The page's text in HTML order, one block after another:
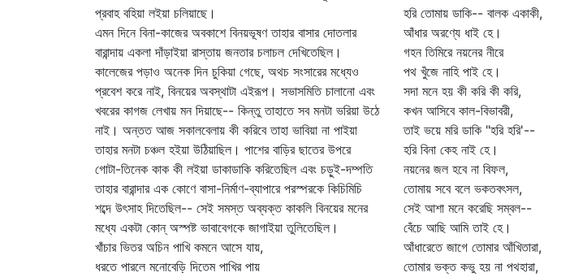
প্রবাহ বহিয়া লইয়া চলিয়াছে।
এমন দিনে বিনা-কাজের অবকাশে বিনয়ভূষণ তাহার বাসার দোতলার
বারান্দায় একলা দাঁড়াইয়া রাস্তায় জনতার চলাচল দেখিতেছিল।
কালেজের পড়াও অনেক দিন চুকিয়া গেছে, অথচ সংসারের মধ্যেও
প্রবেশ করে নাই, বিনয়ের অবস্থাটা এইরূপ। সভাসমিতি চালানো এবং
খবরের কাগজ লেখায় মন দিয়াছে-- কিন্তু তাহাতে সব মনটা ভরিয়া উঠে
নাই। অন্তত আজ সকালবেলায় কী করিবে তাহা ভাবিয়া না পাইয়া
তাহার মনটা চঞ্চল হইয়া উঠিয়াছিল। পাশের বাড়ির ছাতের উপরে
গোটা-তিনেক কাক কী লইয়া ডাকাডাকি করিতেছিল এবং চড়ুই-দম্পতি
তাহার বারান্দার এক কোণে বাসা-নির্মাণ-ব্যাপারে পরস্পরকে কিচিমিচি
শব্দে উৎসাহ দিতেছিল-- সেই সমস্ত অব্যক্ত কাকলি বিনয়ের মনের
মধ্যে একটা কোন্‌ অস্পষ্ট ভাবাবেগকে জাগাইয়া তুলিতেছিল।
খাঁচার ভিতর অচিন পাখি কমনে আসে যায়,
ধরতে পারলে মনোবেড়ি দিতেম পাখির পায়
হরি তোমায় ডাকি-- বালক একাকী,
আঁধার অরণ্যে ধাই হে।
গহন তিমিরে নয়নের নীরে
পথ খুঁজে নাহি পাই হে।
সদা মনে হয় কী করি কী করি,
কখন আসিবে কাল-বিভাবরী,
তাই ভয়ে মরি ডাকি "হরি হরি'--
হরি বিনা কেহ নাই হে।
নয়নের জল হবে না বিফল,
তোমায় সবে বলে ভকতবৎসল,
সেই আশা মনে করেছি সম্বল--
বেঁচে আছি আমি তাই হে।
আঁধারেতে জাগে তোমার আঁখিতারা,
তোমার ভক্ত কভু হয় না পথহারা,